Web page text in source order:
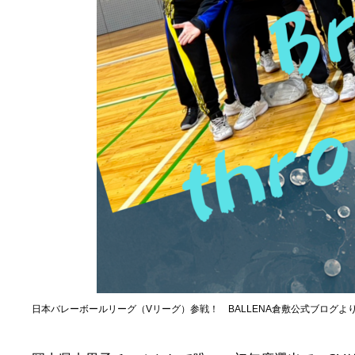
日本バレーボールリーグ（Vリーグ）参戦！ BALLENA倉敷公式ブログよ